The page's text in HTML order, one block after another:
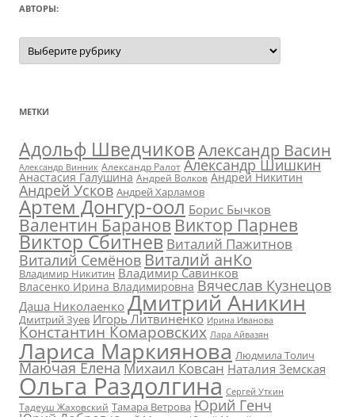
АВТОРЫ:
Авторы:
МЕТКИ
Адольф ШведчиковАлександр Васин
Александр Винник Александр Ралот Александр Шишкин
Анастасия Галушина Андрей Волков Андрей Никитин
Андрей Усков Андрей Харламов
Артем Донгур-оол Борис Бычков
Валентин БарановВиктор Парнев
Виктор Сбитнев Виталий Пажитнов
Виталий СемёновВиталий анКо
Владимир Никитин Владимир Савинков
Власенко Ирина Владимировна Вячеслав Кузнецов
Даша Николаенко Дмитрий Аникин
Дмитрий Зуев Игорь Литвиненко Ирина Иванова
Константин Комаровских Лара Айвазян
Лариса Маркиянова Людмила Толич
Маючая ЕленаМихаил Ковсан Наталия Земская
Ольга Раздолгина Сергей Уткин
Тадеуш Жаховский Тамара Ветрова Юрий Генч